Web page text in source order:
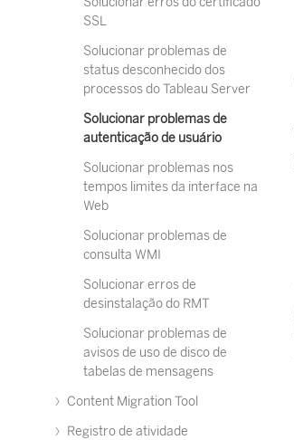
SSL
Solucionar problemas de
status desconhecido dos
processos do Tableau Server
Solucionar problemas de
autenticação de usuário
Solucionar problemas nos
tempos limites da interface na
Web
Solucionar problemas de
consulta WMI
Solucionar erros de
desinstalação do RMT
Solucionar problemas de
avisos de uso de disco de
tabelas de mensagens
Content Migration Tool
Registro de atividade